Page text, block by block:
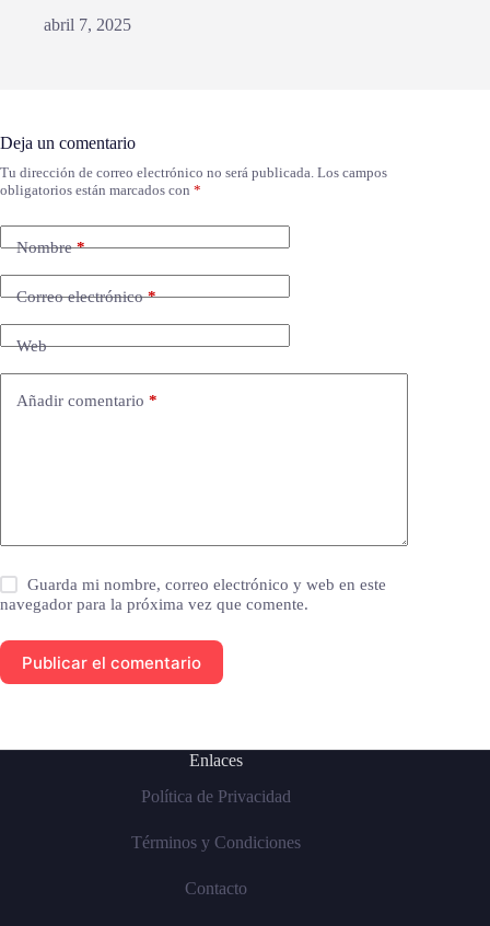
abril 7, 2025
Deja un comentario
Tu dirección de correo electrónico no será publicada. Los campos
obligatorios están marcados con *
Nombre*
Correo electrónico*
Web
Añadir comentario *
Guarda mi nombre, correo electrónico y web en este
navegador para la próxima vez que comente.
Publicar el comentario
Enlaces
Política de Privacidad
Términos y Condiciones
Contacto